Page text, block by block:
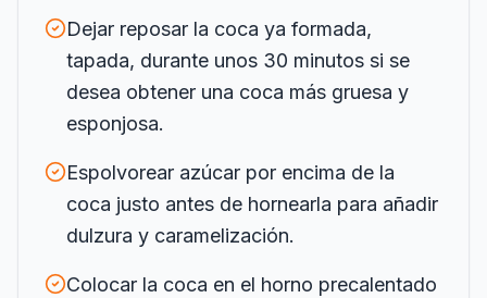
Dejar reposar la coca ya formada,
tapada, durante unos 30 minutos si se
desea obtener una coca más gruesa y
esponjosa.
Espolvorear azúcar por encima de la
coca justo antes de hornearla para añadir
dulzura y caramelización.
Colocar la coca en el horno precalentado